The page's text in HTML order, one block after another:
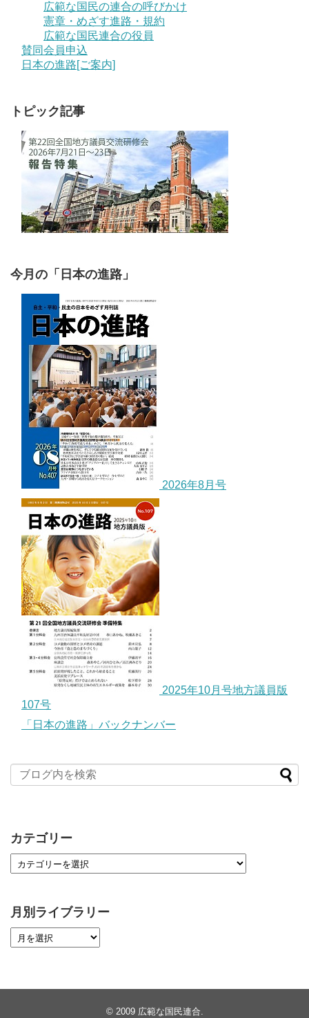
広範な国民の連合の呼びかけ
憲章・めざす進路・規約
広範な国民連合の役員
賛同会員申込
日本の進路[ご案内]
トピック記事
今月の「日本の進路」
2026年8月号
2025年10月号地方議員版
107号
「日本の進路」バックナンバー
カテゴリー
月別ライブラリー
© 2009 広範な国民連合